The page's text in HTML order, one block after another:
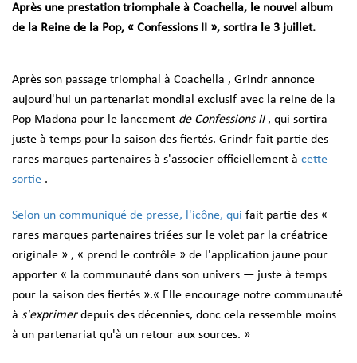
Après une prestation triomphale à Coachella, le nouvel album
de la Reine de la Pop, « Confessions II », sortira le 3 juillet.
Après son passage triomphal à Coachella , Grindr annonce
aujourd'hui un partenariat mondial exclusif avec la reine de la
Pop Madona pour le lancement de Confessions II, qui sortira
juste à temps pour la saison des fiertés. Grindr fait partie des
rares marques partenaires à s'associer officiellement à cette
sortie .
Selon un communiqué de presse, l'icône, qui fait partie des «
rares marques partenaires triées sur le volet par la créatrice
originale » , « prend le contrôle » de l'application jaune pour
apporter « la communauté dans son univers — juste à temps
pour la saison des fiertés ».« Elle encourage notre communauté
à s'exprimer depuis des décennies, donc cela ressemble moins
à un partenariat qu'à un retour aux sources. »